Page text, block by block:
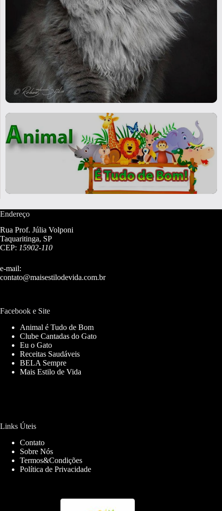
Endereço
Rua Prof. Júlia Volponi
Taquaritinga, SP
CEP: 15902-110
e-mail:
contato@maisestilodevida.com.br
Facebook e Site
Animal é Tudo de Bom
Clube Cantadas do Gato
Eu o Gato
Receitas Saudáveis
BELA Sempre
Mais Estilo de Vida
Links Úteis
Contato
Sobre Nós
Termos&Condições
Política de Privacidade